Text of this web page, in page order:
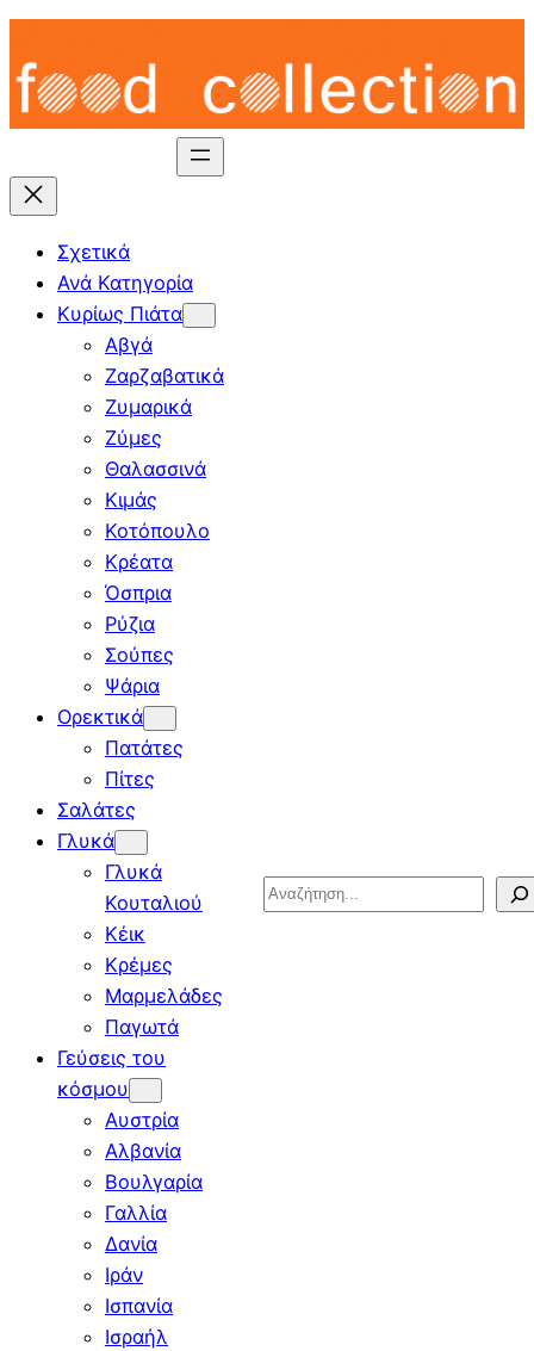
Skip
content
Σχετικά
Ανά Κατηγορία
Κυρίως Πιάτα
Αβγά
Ζαρζαβατικά
Ζυμαρικά
Ζύμες
Θαλασσινά
Κιμάς
Κοτόπουλο
Κρέατα
Όσπρια
Ρύζια
Σούπες
Ψάρια
Ορεκτικά
Πατάτες
Πίτες
Σαλάτες
Γλυκά
Γλυκά
Κουταλιού
Κέικ
Κρέμες
Μαρμελάδες
Παγωτά
Γεύσεις του
κόσμου
Αυστρία
Αλβανία
Βουλγαρία
Γαλλία
Δανία
Ιράν
Ισπανία
Ισραήλ
Search